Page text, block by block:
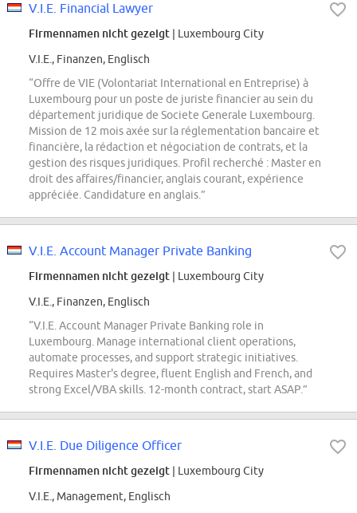
V.I.E. Financial Lawyer
Firmennamen nicht gezeigt | Luxembourg City
V.I.E., Finanzen, Englisch
“Offre de VIE (Volontariat International en Entreprise) à
Luxembourg pour un poste de juriste financier au sein du
département juridique de Societe Generale Luxembourg.
Mission de 12 mois axée sur la réglementation bancaire et
financière, la rédaction et négociation de contrats, et la
gestion des risques juridiques. Profil recherché : Master en
droit des affaires/financier, anglais courant, expérience
appréciée. Candidature en anglais.”
V.I.E. Account Manager Private Banking
Firmennamen nicht gezeigt | Luxembourg City
V.I.E., Finanzen, Englisch
“V.I.E. Account Manager Private Banking role in
Luxembourg. Manage international client operations,
automate processes, and support strategic initiatives.
Requires Master's degree, fluent English and French, and
strong Excel/VBA skills. 12-month contract, start ASAP.”
V.I.E. Due Diligence Officer
Firmennamen nicht gezeigt | Luxembourg City
V.I.E., Management, Englisch